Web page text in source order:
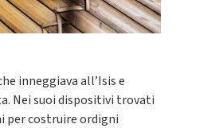
inneggiava all’Isis e
Nei suoi dispositivi trovati
per costruire ordigni